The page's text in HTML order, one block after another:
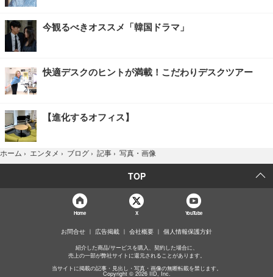
今観るべきオススメ「韓国ドラマ」
快適デスクのヒントが満載！こだわりデスクツアー
【進化するオフィス】
ホーム › エンタメ › ブログ › 記事 › 写真・画像
TOP
Home X YouTube
お問合せ 広告掲載 会社概要 個人情報保護方針
紹介した商品/サービスを購入、契約した場合に、
売上の一部が弊社サイトに還元されることがあります。
当サイトに掲載の記事・見出し・写真・画像の無断転載を禁じます。
Copyright © 2026 IID, Inc.